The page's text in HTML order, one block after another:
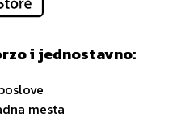
i jednostavno:
mesta